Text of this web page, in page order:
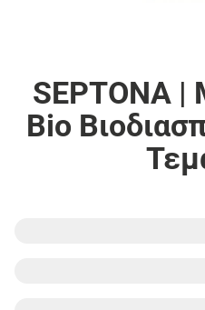
SEPTONA
Bio